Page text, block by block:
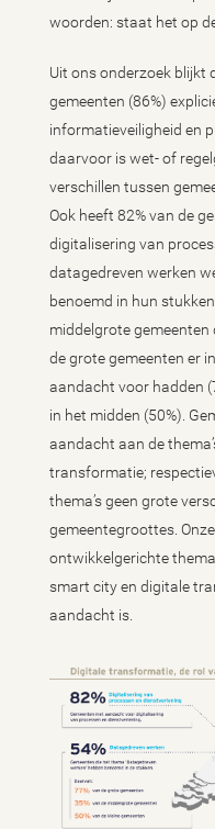
woorden: staat het op
Uit ons onderzoek blijkt
gemeenten (86%)
informatieveiligheid en
daarvoor is wet- of
verschillen tussen
Ook heeft 82% van de
digitalisering van
datagedreven werken
benoemd in hun
middelgrote gemeenten
de grote gemeenten er
aandacht voor hadden
in het midden (50%).
aandacht aan de
transformatie;
thema’s geen grote
gemeentegroottes.
ontwikkelgerichte
smart city en digitale
aandacht is.